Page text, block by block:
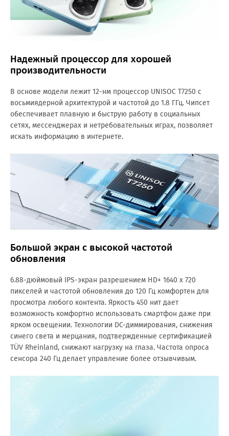
Надежный процессор для хорошей
производительности
В основе модели лежит 12-нм процессор UNISOC T7250 с
восьмиядерной архитектурой и частотой до 1.8 ГГц. Чипсет
обеспечивает плавную и быструю работу в социальных
сетях, мессенджерах и нетребовательных играх, позволяет
искать информацию в интернете.
Большой экран с высокой частотой
обновления
6.88-дюймовый IPS-экран разрешением HD+ 1640 х 720
пикселей и частотой обновления до 120 Гц комфортен для
просмотра любого контента. Яркость 450 нит дает
возможность комфортно использовать смартфон даже при
ярком освещении. Технологии DC-диммирования, снижения
синего света и мерцания, подтвержденные сертификацией
TÜV Rheinland, снижают нагрузку на глаза. Частота опроса
сенсора 240 Гц делает управление более отзывчивым.